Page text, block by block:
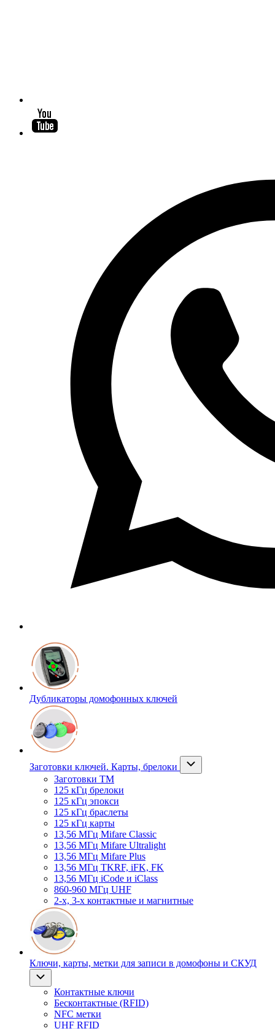
Дубликаторы домофонных ключей
Заготовки ключей. Карты, брелоки
Заготовки ТМ
125 кГц брелоки
125 кГц эпокси
125 кГц браслеты
125 кГц карты
13,56 МГц Mifare Classic
13,56 МГц Mifare Ultralight
13,56 МГц Mifare Plus
13,56 МГц TKRF, iFK, FK
13,56 МГц iCode и iClass
860-960 МГц UHF
2-х, 3-х контактные и магнитные
Ключи, карты, метки для записи в домофоны и СКУД
Контактные ключи
Бесконтактные (RFID)
NFC метки
UHF RFID